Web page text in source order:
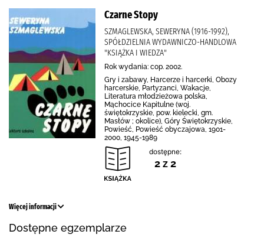
Czarne Stopy
SZMAGLEWSKA, SEWERYNA (1916-1992),
SPÓŁDZIELNIA WYDAWNICZO-HANDLOWA
"KSIĄŻKA I WIEDZA"
Rok wydania: cop. 2002.
Gry i zabawy, Harcerze i harcerki, Obozy
harcerskie, Partyzanci, Wakacje,
Literatura młodzieżowa polska,
Mąchocice Kapitulne (woj.
świętokrzyskie, pow. kielecki, gm.
Masłów ; okolice), Góry Świętokrzyskie,
Powieść, Powieść obyczajowa, 1901-
2000, 1945-1989
dostępne:
2 z 2
Więcej informacji
Dostępne egzemplarze